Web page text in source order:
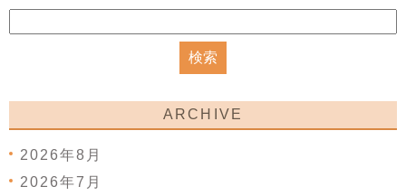
ARCHIVE
2026年8月
2026年7月